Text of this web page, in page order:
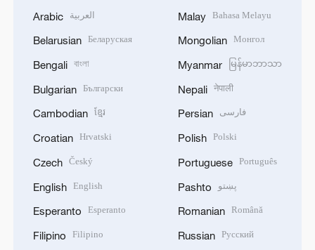
Arabic العربية
Belarusian Беларуская
Bengali বাংলা
Bulgarian Български
Cambodian ខ្មែរ
Croatian Hrvatski
Czech Český
English English
Esperanto Esperanto
Filipino Filipino
Malay Bahasa Melayu
Mongolian Монгол
Myanmar မြန်မာဘာသာ
Nepali नेपाली
Persian فارسی
Polish Polski
Portuguese Português
Pashto پښتو
Romanian Română
Russian Русский